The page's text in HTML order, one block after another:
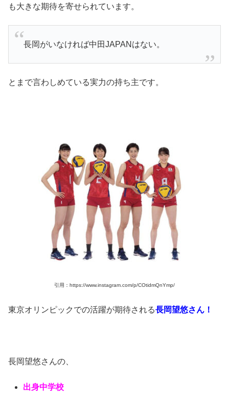
も大きな期待を寄せられています。
長岡がいなければ中田JAPANはない。
とまで言わしめている実力の持ち主です。
引用：https://www.instagram.com/p/COtidmQnYmp/
東京オリンピックでの活躍が期待される長岡望悠さん！
長岡望悠さんの、
出身中学校